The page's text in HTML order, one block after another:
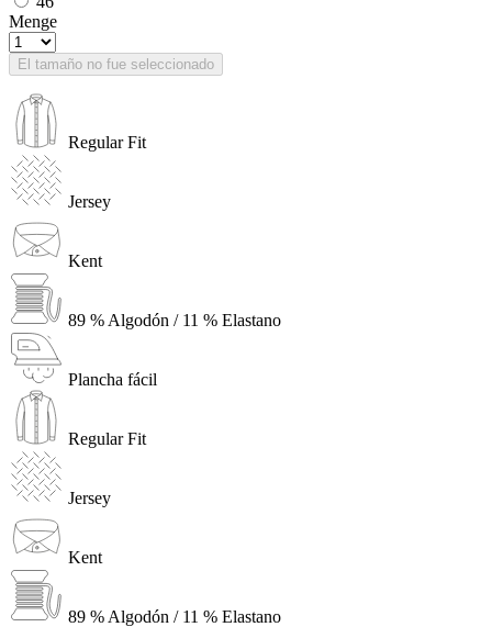
Menge
El tamaño no fue seleccionado
Regular Fit
Jersey
Kent
89 % Algodón / 11 % Elastano
Plancha fácil
Regular Fit
Jersey
Kent
89 % Algodón / 11 % Elastano